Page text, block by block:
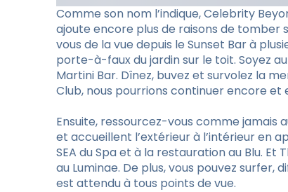
Comme son nom l’indique, Celebrity
ajoute encore plus de raisons de tomber
vous de la vue depuis le Sunset Bar à
porte-à-faux du jardin sur le toit. Soyez
Martini Bar. Dînez, buvez et survolez la
Club, nous pourrions continuer encore et
Ensuite, ressourcez-vous comme jamais
et accueillent l’extérieur à l’intérieur en
SEA du Spa et à la restauration au Blu.
au Luminae. De plus, vous pouvez
est attendu à tous points de vue.